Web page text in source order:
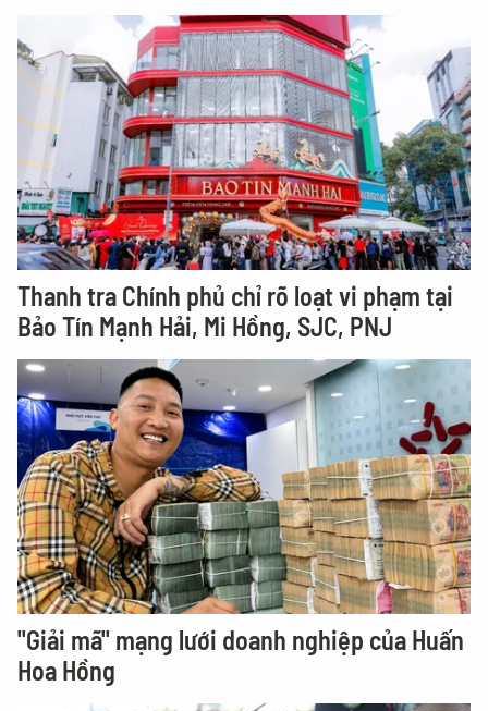
Thanh tra Chính phủ chỉ rõ loạt vi phạm tại
Bảo Tín Mạnh Hải, Mi Hồng, SJC, PNJ
"Giải mã" mạng lưới doanh nghiệp của Huấn
Hoa Hồng